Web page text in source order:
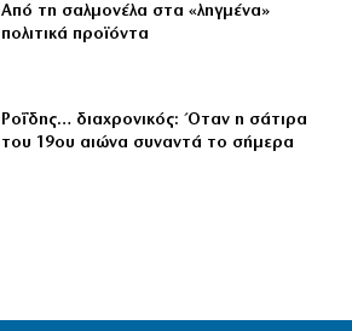
Από τη σαλμονέλα στα «ληγμένα»
πολιτικά προϊόντα
Ροΐδης… διαχρονικός: Όταν η σάτιρα
του 19ου αιώνα συναντά το σήμερα